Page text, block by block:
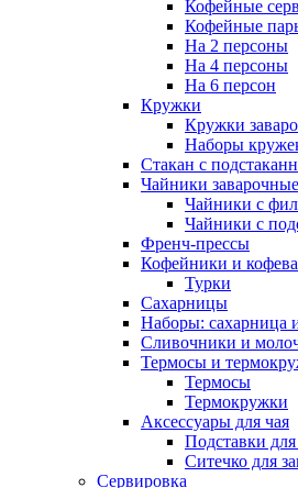
Кофейные
Кофейные
На 2 персоны
На 4 персоны
На 6 персон
Кружки
Кружки
Наборы
Стакан с
Чайники заварочные
Чайники с
Чайники с
Френч-прессы
Кофейники и
Турки
Сахарницы
Наборы: сахарница
Сливочники и
Термосы и
Термосы
Термокружки
Аксессуары для чая
Подставки
Ситечко для
Сервировка